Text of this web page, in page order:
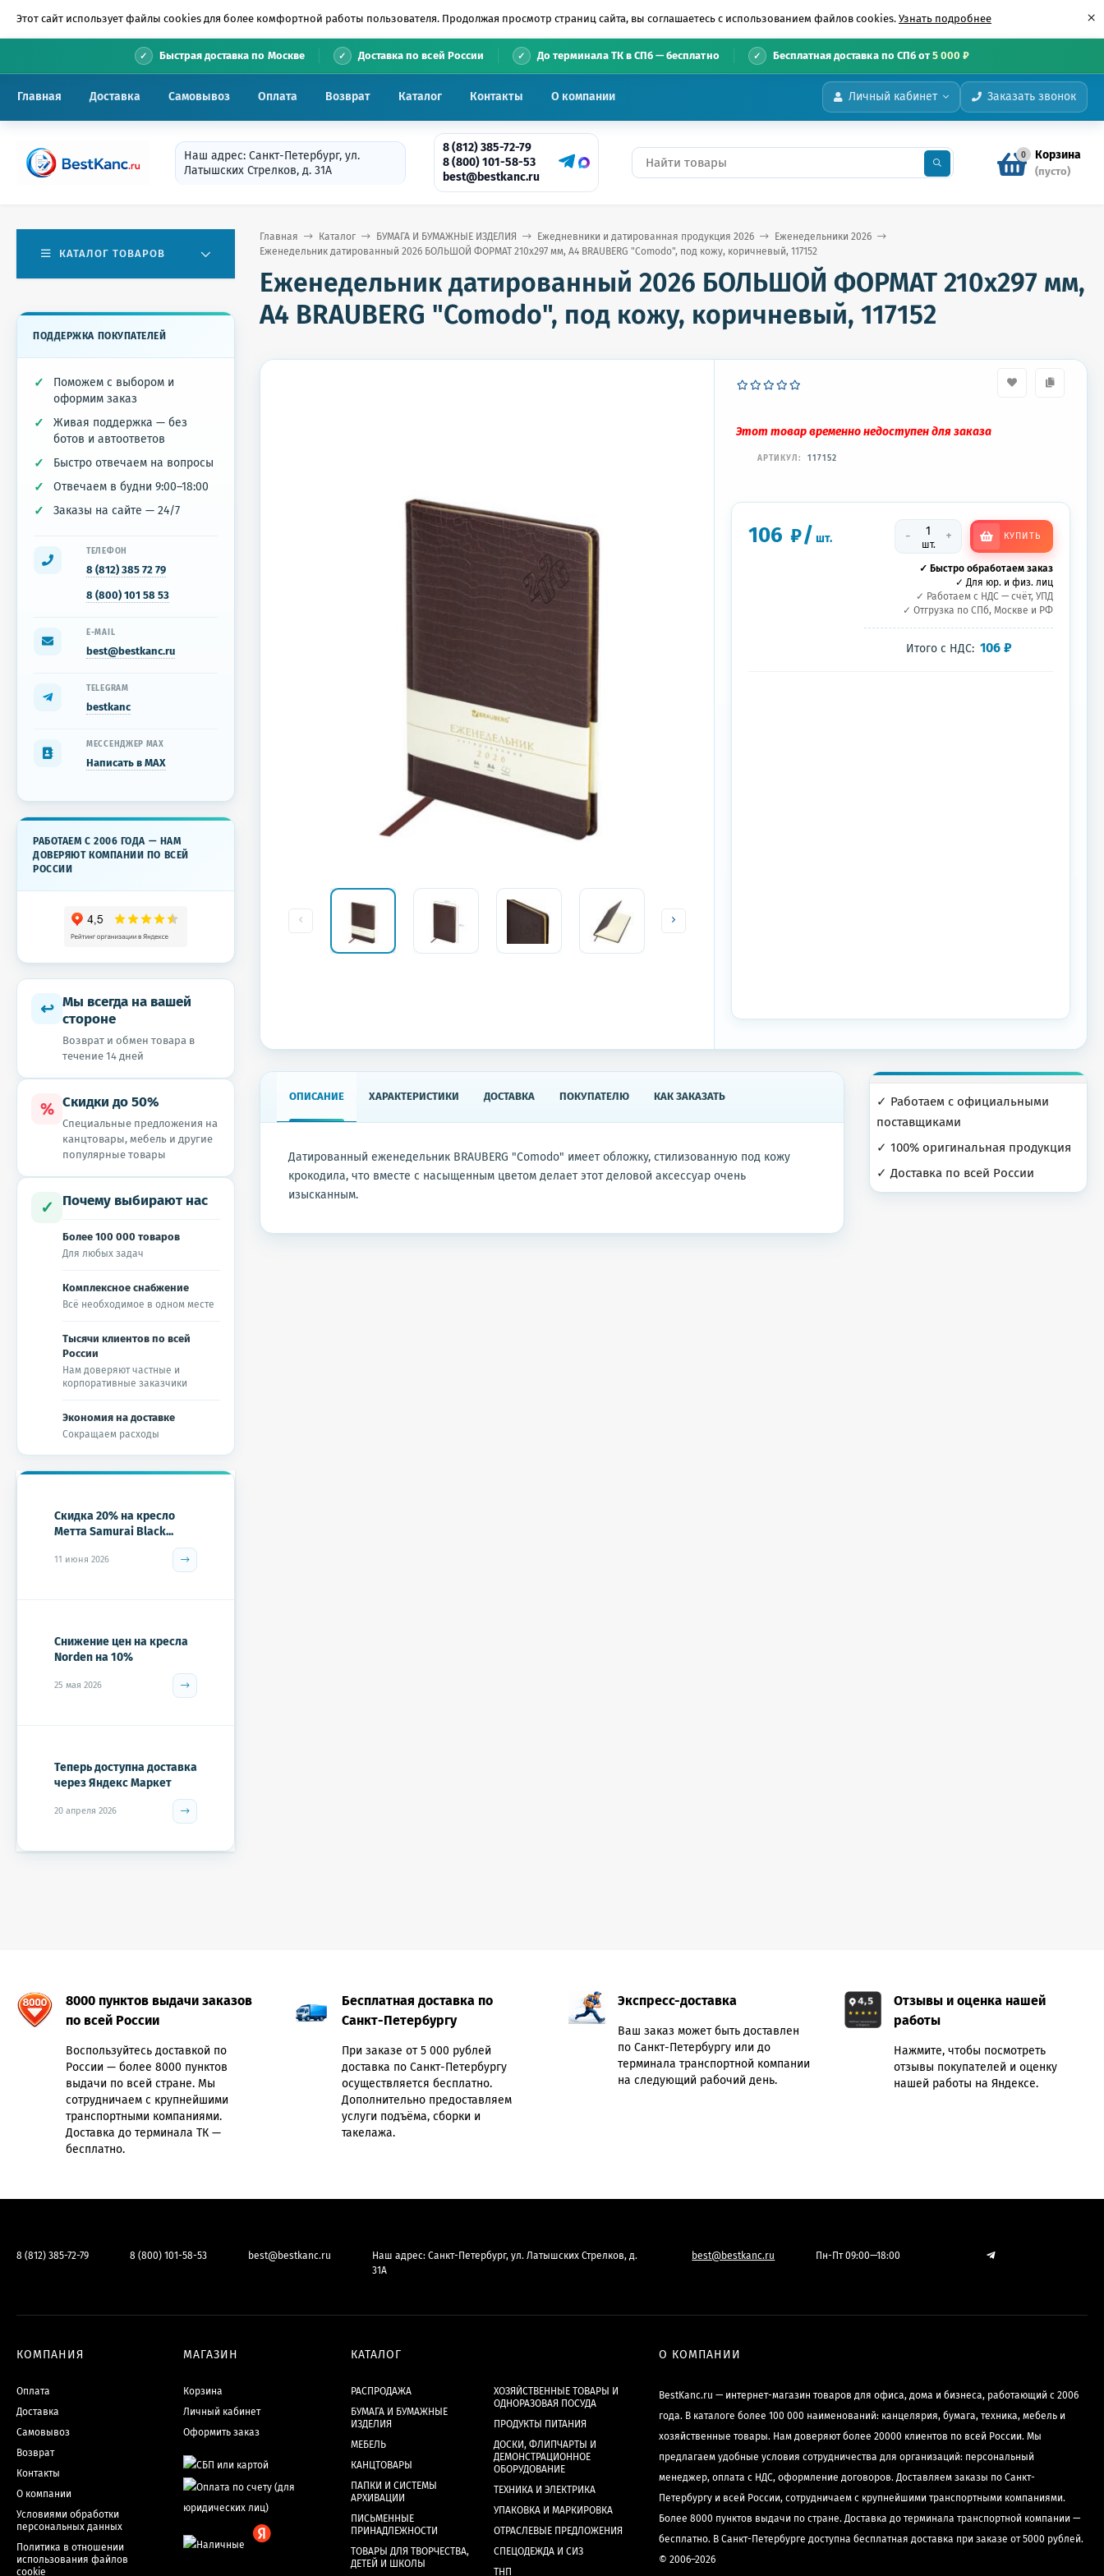
Этот сайт использует файлы cookies для более комфортной работы пользователя. Продолжая просмотр страниц сайта, вы соглашаетесь с использованием файлов cookies. Узнать подробнее ×
Быстрая доставка по Москве Доставка по всей России До терминала ТК в СПб — бесплатно Бесплатная доставка по СПб от5 000 ₽
Личный кабинет Заказать звонок
Главная Доставка Самовывоз Оплата Возврат Каталог Контакты О компании
Наш адрес: Санкт-Петербург, ул.
Латышских Стрелков, д. 31А
8 (812) 385-72-79
8 (800) 101-58-53
best@bestkanc.ru
0 Корзина
(пусто)
Главная Каталог БУМАГА И БУМАЖНЫЕ ИЗДЕЛИЯ Ежедневники и датированная продукция 2026
Еженедельники 2026
Еженедельник датированный 2026 БОЛЬШОЙ ФОРМАТ 210х297 мм, А4 BRAUBERG "Comodo", под кожу, коричневый, 117152
Еженедельник датированный 2026 БОЛЬШОЙ ФОРМАТ 210х297 мм,
А4 BRAUBERG "Comodo", под кожу, коричневый, 117152
Этот товар временно недоступен для заказа
АРТИКУЛ: 117152
106 ₽/ шт. -
шт.
+ КУПИТЬ
✓ Быстро обработаем заказ
✓ Для юр. и физ. лиц
✓ Работаем с НДС — счёт, УПД
✓ Отгрузка по СПб, Москве и РФ
Итого с НДС: 106 ₽
ОПИСАНИЕ ХАРАКТЕРИСТИКИ ДОСТАВКА ПОКУПАТЕЛЮ КАК ЗАКАЗАТЬ
Датированный еженедельник BRAUBERG "Comodo" имеет обложку, стилизованную под кожу
крокодила, что вместе с насыщенным цветом делает этот деловой аксессуар очень
изысканным.
✓ Работаем с официальными
поставщиками
✓ 100% оригинальная продукция
✓ Доставка по всей России
КАТАЛОГ ТОВАРОВ
ПОДДЕРЖКА ПОКУПАТЕЛЕЙ
Поможем с выбором и
оформим заказ
Живая поддержка — без
ботов и автоответов
Быстро отвечаем на вопросы
Отвечаем в будни 9:00–18:00
Заказы на сайте — 24/7
ТЕЛЕФОН
8 (812) 385 72 79
8 (800) 101 58 53
E-MAIL
best@bestkanc.ru
TELEGRAM
bestkanc
МЕССЕНДЖЕР MAX
Написать в MAX
РАБОТАЕМ С 2006 ГОДА — НАМ
ДОВЕРЯЮТ КОМПАНИИ ПО ВСЕЙ
РОССИИ
↩ Мы всегда на вашей
стороне
Возврат и обмен товара в
течение 14 дней
% Скидки до 50%
Специальные предложения на
канцтовары, мебель и другие
популярные товары
✓ Почему выбирают нас
Более 100 000 товаров
Для любых задач
Комплексное снабжение
Всё необходимое в одном месте
Тысячи клиентов по всей
России
Нам доверяют частные и
корпоративные заказчики
Экономия на доставке
Сокращаем расходы
Скидка 20% на кресло
Метта Samurai Black...
11 июня 2026
Снижение цен на кресла
Norden на 10%
25 мая 2026
Теперь доступна доставка
через Яндекс Маркет
20 апреля 2026
8000 пунктов выдачи заказов
по всей России
Воспользуйтесь доставкой по
России — более 8000 пунктов
выдачи по всей стране. Мы
сотрудничаем с крупнейшими
транспортными компаниями.
Доставка до терминала ТК —
бесплатно.
Бесплатная доставка по
Санкт-Петербургу
При заказе от 5 000 рублей
доставка по Санкт-Петербургу
осуществляется бесплатно.
Дополнительно предоставляем
услуги подъёма, сборки и
такелажа.
Экспресс-доставка
Ваш заказ может быть доставлен
по Санкт-Петербургу или до
терминала транспортной компании
на следующий рабочий день.
Отзывы и оценка нашей
работы
Нажмите, чтобы посмотреть
отзывы покупателей и оценку
нашей работы на Яндексе.
8 (812) 385-72-79 8 (800) 101-58-53 best@bestkanc.ru
Наш адрес: Санкт-Петербург, ул. Латышских Стрелков, д.
31А
best@bestkanc.ru Пн-Пт 09:00—18:00
КОМПАНИЯ
Оплата
Доставка
Самовывоз
Возврат
Контакты
О компании
Условиями обработки
персональных данных
Политика в отношении
использования файлов
cookie
МАГАЗИН
Корзина
Личный кабинет
Оформить заказ
КАТАЛОГ
РАСПРОДАЖА
БУМАГА И БУМАЖНЫЕ
ИЗДЕЛИЯ
МЕБЕЛЬ
КАНЦТОВАРЫ
ПАПКИ И СИСТЕМЫ
АРХИВАЦИИ
ПИСЬМЕННЫЕ
ПРИНАДЛЕЖНОСТИ
ТОВАРЫ ДЛЯ ТВОРЧЕСТВА,
ДЕТЕЙ И ШКОЛЫ
ХОЗЯЙСТВЕННЫЕ ТОВАРЫ И
ОДНОРАЗОВАЯ ПОСУДА
ПРОДУКТЫ ПИТАНИЯ
ДОСКИ, ФЛИПЧАРТЫ И
ДЕМОНСТРАЦИОННОЕ
ОБОРУДОВАНИЕ
ТЕХНИКА И ЭЛЕКТРИКА
УПАКОВКА И МАРКИРОВКА
ОТРАСЛЕВЫЕ ПРЕДЛОЖЕНИЯ
СПЕЦОДЕЖДА И СИЗ
ТНП
О КОМПАНИИ
BestKanc.ru — интернет-магазин товаров для офиса, дома и бизнеса, работающий с 2006
года. В каталоге более 100 000 наименований: канцелярия, бумага, техника, мебель и
хозяйственные товары. Нам доверяют более 20000 клиентов по всей России. Мы
предлагаем удобные условия сотрудничества для организаций: персональный
менеджер, оплата с НДС, оформление договоров. Доставляем заказы по Санкт-
Петербургу и всей России, сотрудничаем с крупнейшими транспортными компаниями.
Более 8000 пунктов выдачи по стране. Доставка до терминала транспортной компании —
бесплатно. В Санкт-Петербурге доступна бесплатная доставка при заказе от 5000 рублей.
© 2006–2026